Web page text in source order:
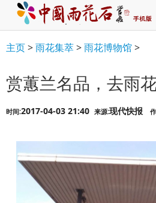
主页>雨花集萃>雨花博物馆>
赏蕙兰名品，去雨
时间:2017-04-03 21:40 来源:现代快报